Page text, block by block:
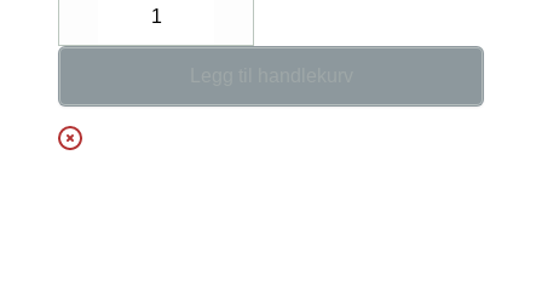
Decrease